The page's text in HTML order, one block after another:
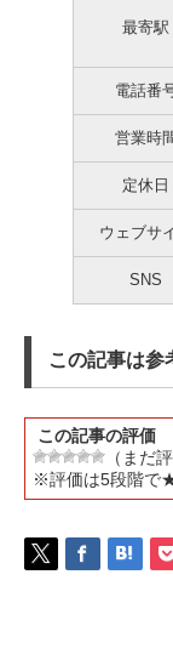
最寄駅
電話番
営業時
定休日
ウェブサ
SNS
この記事は参
この記事の評価
（まだ
※評価は5段階で★